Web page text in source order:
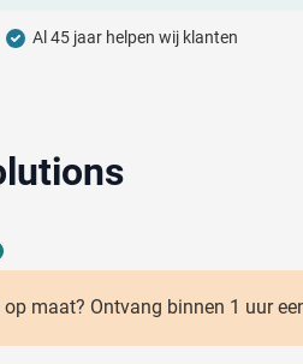
categorie
categorie
& Weggevers categorie
categorie
categorie
Al 45 jaar helpen wij klanten
maat? Ontvang binnen 1 uur